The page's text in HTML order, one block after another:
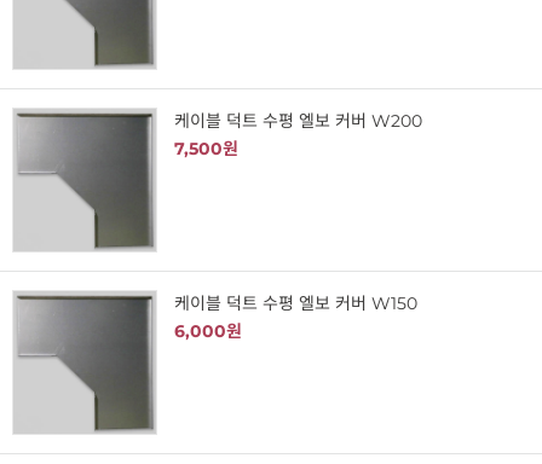
케이블 덕트 수평 엘보 커버 W200
7,500원
케이블 덕트 수평 엘보 커버 W150
6,000원